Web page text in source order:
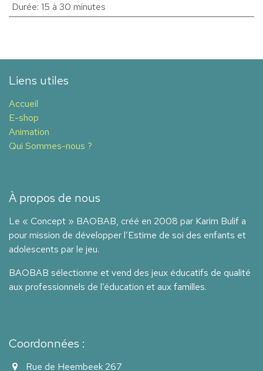
Durée: 15 à 30 minutes
Liens utiles
Accueil
E-shop
Animation
Qui Sommes-nous ?
À propos de nous
Le « Concept » BAOBAB, créé en 2008 par Karim Bulif a
pour mission de développer l’Estime de soi des enfants et
adolescents par le jeu.
BAOBAB sélectionne et vend des jeux éducatifs de qualité
aux professionnels de l’éducation et aux familles.
Coordonnées :
Rue de Heembeek 267